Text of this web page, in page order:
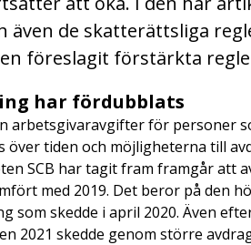
även de skatterättsliga
föreslagit förstärkta
har fördubblats
arbetsgivaravgifter för personer
tiden och möjligheterna till
SCB har tagit fram framgår att
med 2019. Det beror på den
skedde i april 2020. Även
2021 skedde genom större